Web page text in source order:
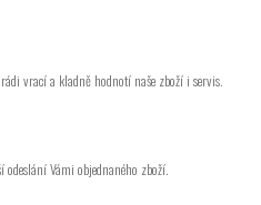
vrací a kladně hodnotí naše zboží i servis.
odeslání Vámi objednaného zboží.